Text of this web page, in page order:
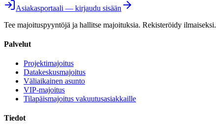
Asiakasportaali — kirjaudu sisään
Tee majoituspyyntöjä ja hallitse majoituksia. Rekisteröidy ilmaiseksi.
Palvelut
Projektimajoitus
Datakeskusmajoitus
Väliaikainen asunto
VIP-majoitus
Tilapäismajoitus vakuutusasiakkaille
Tiedot